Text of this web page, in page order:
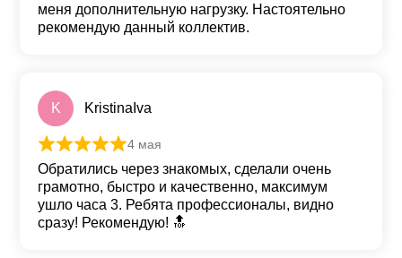
меня дополнительную нагрузку. Настоятельно
рекомендую данный коллектив.
K KristinaIva
Оценка
4 мая
Обратились через знакомых, сделали очень
грамотно, быстро и качественно, максимум
ушло часа 3. Ребята профессионалы, видно
сразу! Рекомендую! 🔝